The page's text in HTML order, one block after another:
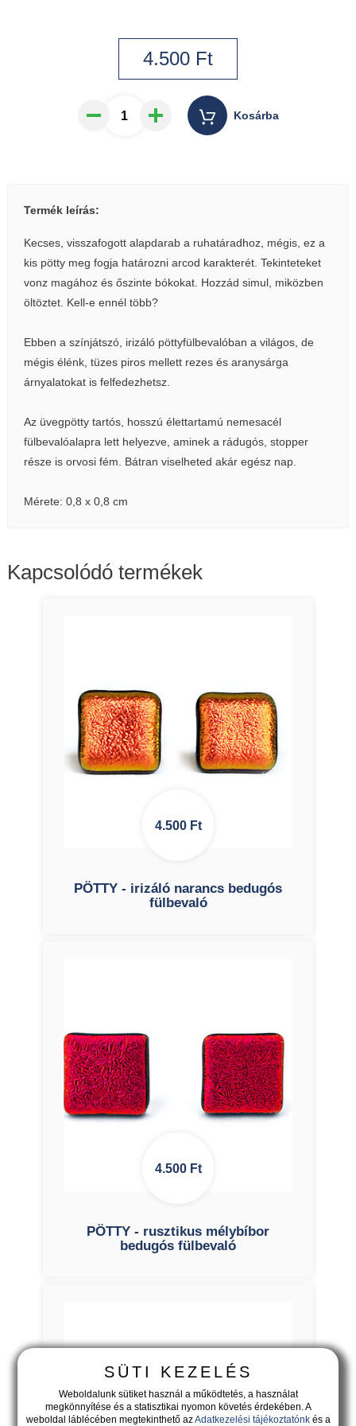
4.500 Ft
Kosárba
Termék leírás:
Kecses, visszafogott alapdarab a ruhatáradhoz, mégis, ez a
kis pötty meg fogja határozni arcod karakterét. Tekinteteket
vonz magához és őszinte bókokat. Hozzád simul, miközben
öltöztet. Kell-e ennél több?
Ebben a színjátszó, irizáló pöttyfülbevalóban a világos, de
mégis élénk, tüzes piros mellett rezes és aranysárga
árnyalatokat is felfedezhetsz.
Az üvegpötty tartós, hosszú élettartamú nemesacél
fülbevalóalapra lett helyezve, aminek a rádugós, stopper
része is orvosi fém. Bátran viselheted akár egész nap.
Mérete: 0,8 x 0,8 cm
Kapcsolódó termékek
4.500Ft
PÖTTY - irizáló narancs bedugós
fülbevaló
4.500Ft
PÖTTY - rusztikus mélybíbor
bedugós fülbevaló
SÜTI KEZELÉS
Weboldalunk sütiket használ a működtetés, a használat
megkönnyítése és a statisztikai nyomon követés érdekében. A
weboldal láblécében megtekinthető azAdatkezelési tájékoztatónkés a